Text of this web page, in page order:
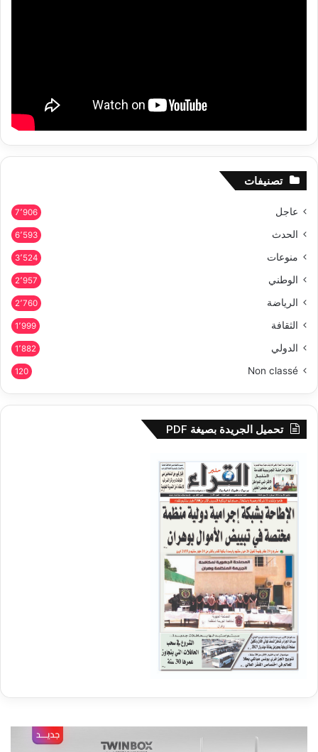
تصنيفات
عاجل 7٬906
الحدث 6٬593
منوعات 3٬524
الوطني 2٬957
الرياضة 2٬760
الثقافة 1٬999
الدولي 1٬882
Non classé
120
تحميل الجريدة بصيغة PDF